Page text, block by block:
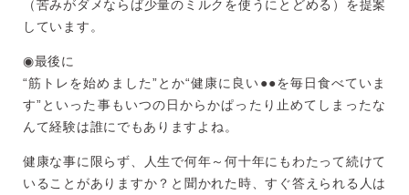
（苦みがダメな らば少量のミルクを使うにとどめる）を提案
しています。
◉最後に
“筋トレを始めました”とか“健康に良い●●を毎日食べていま
す”といった事もいつの日からかぱったり止めてしまったな
んて経験は誰にでもありますよね。
健康な事に限らず、人生で何年～何十年にもわたって続けて
いるこ とがありますか？と聞かれた時、すぐ答えられる人は